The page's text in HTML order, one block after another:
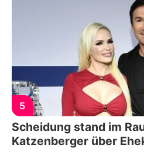
5
Scheidung stand im
Katzenberger über